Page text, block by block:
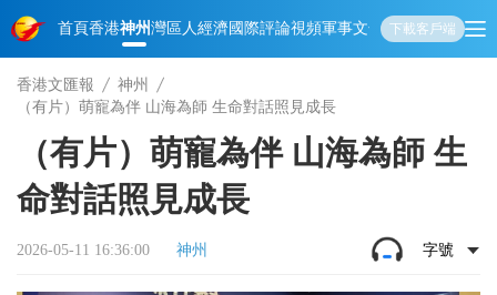
首頁香港神州灣區人經濟國際評論視頻軍事文化 娛樂生活教育體
下載客戶端
香港文匯報
神州
（有片）萌寵為伴 山海為師 生命對話照見成長
（有片）萌寵為伴 山海為師 生
命對話照見成長
2026-05-11 16:36:00 神州 字號